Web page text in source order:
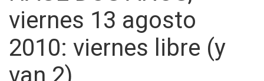
viernes 13 agosto
2010: viernes libre (y
van 2)